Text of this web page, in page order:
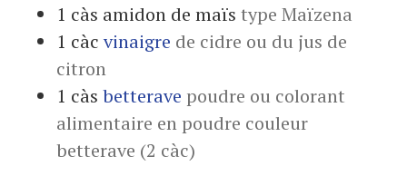
1 càs amidon de maïs type Maïzena
1 càc vinaigre de cidre ou du jus de
citron
1 càs betterave poudre ou colorant
alimentaire en poudre couleur
betterave (2 càc)